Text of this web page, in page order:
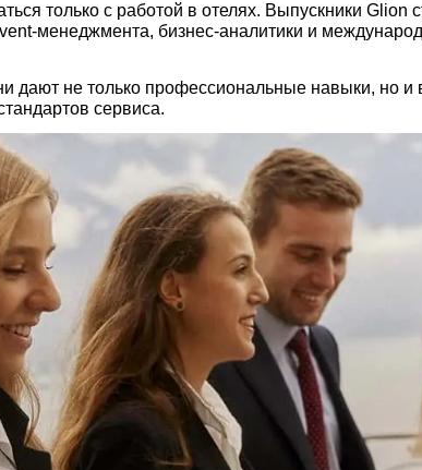
только с работой в отелях. Выпускники Glion
менеджмента, бизнес-аналитики и
дают не только профессиональные навыки, но
сервиса.